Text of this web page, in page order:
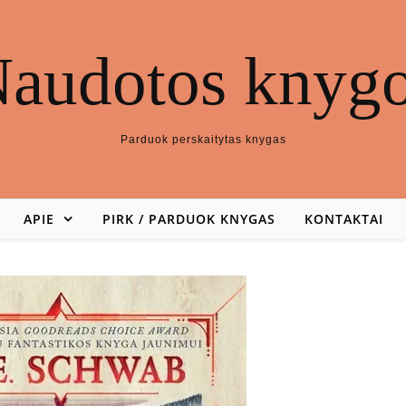
Parduok perskaitytas knygas
APIE PIRK / PARDUOK KNYGAS KONTAKTAI